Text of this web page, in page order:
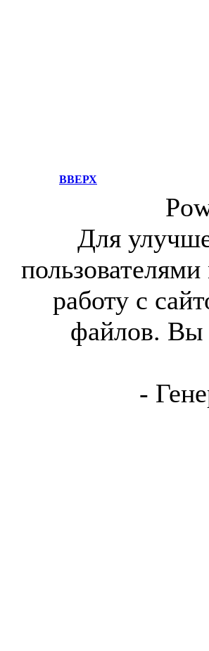
ВВЕРХ
Для
работу с
файлов. Вы
-